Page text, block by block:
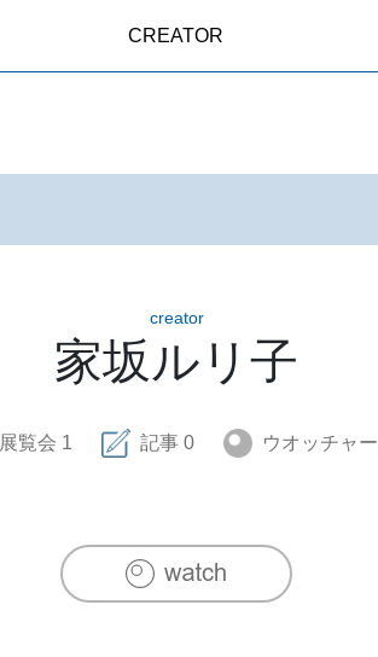
CREATOR
creator
家坂ルリ子
展覧会 1 記事 0 ウオッチャー